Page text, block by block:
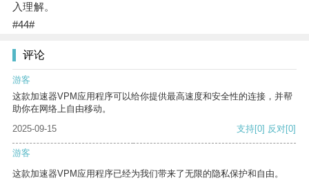
入理解。
#44#
评论
游客
这款加速器VPM应用程序可以给你提供最高速度和安全性的连接，并帮
助你在网络上自由移动。
2025-09-15
支持[0] 反对[0]
游客
这款加速器VPM应用程序已经为我们带来了无限的隐私保护和自由。